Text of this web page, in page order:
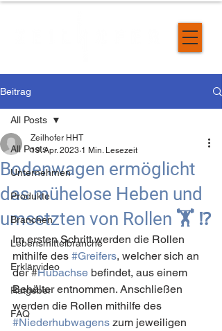
Beitrag
All Posts
Unternehmen
Produkte
Branchen
Lebensmittelbranche
Erklärvideo
Ratgeber
FAQ
All Posts
Bodenwagen ermöglicht
das mühelose Heben und
umsetzten von Rollen 🏋️ ⁉️
Zeilhofer HHT
19. Apr. 2023 1 Min. Lesezeit
Im ersten Schritt werden die Rollen
mithilfe des #Greifers, welcher sich an
der #Hubachse befindet, aus einem
Behälter entnommen. Anschließen
werden die Rollen mithilfe des
#Niederhubwagens zum jeweiligen